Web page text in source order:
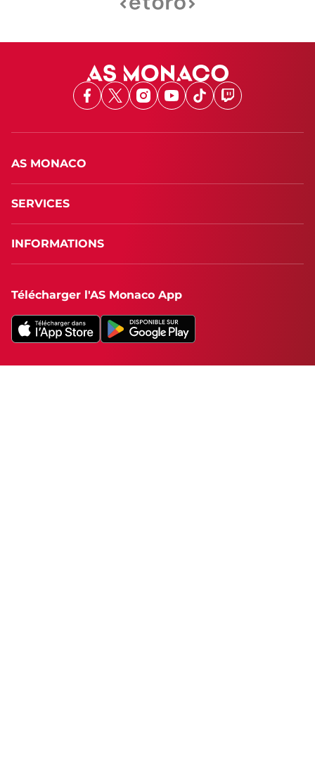
Facebook
X Instagram
Youtube
TikTokTwitch
AS MONACO
SERVICES
INFORMATIONS
Télécharger l'AS Monaco App